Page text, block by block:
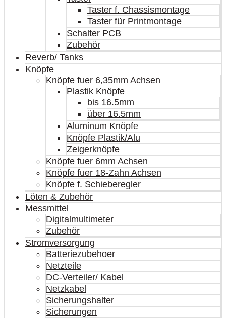
Taster f. Chassismontage
Taster für Printmontage
Schalter PCB
Zubehör
Reverb/ Tanks
Knöpfe
Knöpfe fuer 6,35mm Achsen
Plastik Knöpfe
bis 16.5mm
über 16.5mm
Aluminum Knöpfe
Knöpfe Plastik/Alu
Zeigerknöpfe
Knöpfe fuer 6mm Achsen
Knöpfe fuer 18-Zahn Achsen
Knöpfe f. Schieberegler
Löten & Zubehör
Messmittel
Digitalmultimeter
Zubehör
Stromversorgung
Batteriezubehoer
Netzteile
DC-Verteiler/ Kabel
Netzkabel
Sicherungshalter
Sicherungen